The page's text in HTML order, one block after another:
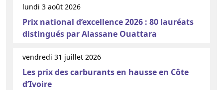
lundi 3 août 2026
Prix national d’excellence 2026 : 80 lauréats
distingués par Alassane Ouattara
vendredi 31 juillet 2026
Les prix des carburants en hausse en Côte
d’Ivoire